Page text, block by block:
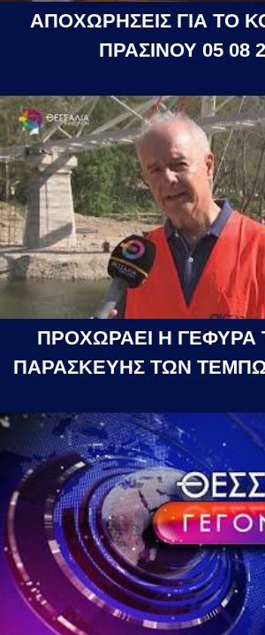
ΑΠΟΧΩΡΗΣΕΙΣ ΓΙΑ ΤΟ
ΠΡΑΣΙΝΟΥ 05 08
ΠΡΟΧΩΡΑΕΙ Η ΓΕΦΥΡΑ
ΠΑΡΑΣΚΕΥΗΣ ΤΩΝ